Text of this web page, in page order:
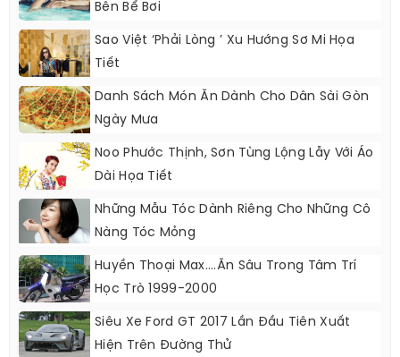
Bên Bể Bơi
Sao Việt ‘phải Lòng ’ Xu Hướng Sơ Mi Họa
Tiết
Danh Sách Món Ăn Dành Cho Dân Sài Gòn
Ngày Mưa
Noo Phước Thịnh, Sơn Tùng Lộng Lẫy Với Áo
Dài Họa Tiết
Những Mẫu Tóc Dành Riêng Cho Những Cô
Nàng Tóc Mỏng
Huyền Thoại Max....ăn Sâu Trong Tâm Trí
Học Trò 1999-2000
Siêu Xe Ford GT 2017 Lần Đầu Tiên Xuất
Hiện Trên Đường Thử